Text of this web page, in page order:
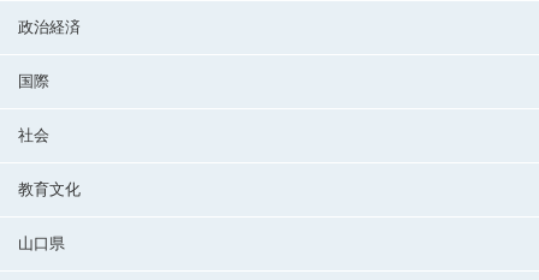
政治経済
国際
社会
教育文化
山口県